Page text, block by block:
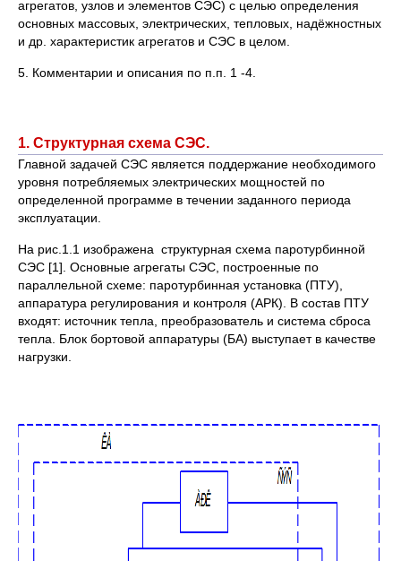
агрегатов, узлов и элементов СЭС) с целью определения
основных массовых, электрических, тепловых, надёжностных
и др. характеристик агрегатов и СЭС в целом.
5. Комментарии и описания по п.п. 1 -4.
1. Структурная схема СЭС.
Главной задачей СЭС является поддержание необходимого
уровня потребляемых электрических мощностей по
определенной программе в течении заданного периода
эксплуатации.
На рис.1.1 изображена структурная схема паротурбинной
СЭС [1]. Основные агрегаты СЭС, построенные по
параллельной схеме: паротурбинная установка (ПТУ),
аппаратура регулирования и контроля (АРК). В состав ПТУ
входят: источник тепла, преобразователь и система сброса
тепла. Блок бортовой аппаратуры (БА) выступает в качестве
нагрузки.